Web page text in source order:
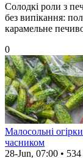
Солодкі роли з
без випікання:
карамельне
0
Малосольні
часником
28-Jun, 07:00 • 534